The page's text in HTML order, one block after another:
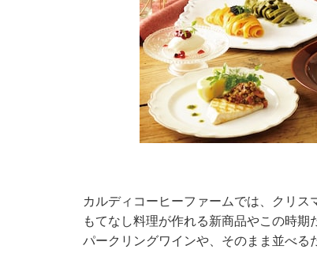
カルディコーヒーファームでは、クリ
もてなし料理が作れる新商品やこの時
パークリングワインや、そのまま並べる